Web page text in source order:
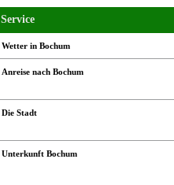
Service
Wetter in Bochum
Anreise nach Bochum
Die Stadt
Unterkunft Bochum